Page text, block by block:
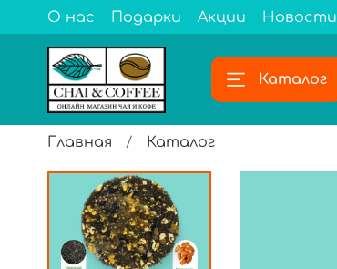
О нас Подарки Акции Новости
Каталог
Главная Каталог